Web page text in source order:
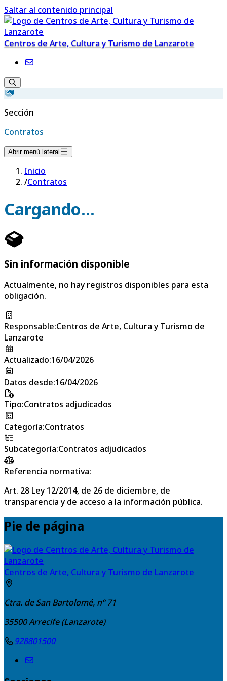
Saltar al contenido principal
Centros de Arte, Cultura y Turismo de Lanzarote
Sección
Contratos
Abrir menú lateral
Inicio
/Contratos
Cargando...
Sin información disponible
Actualmente, no hay registros disponibles para esta
obligación.
Responsable:Centros de Arte, Cultura y Turismo de
Lanzarote
Actualizado:16/04/2026
Datos desde:16/04/2026
Tipo:Contratos adjudicados
Categoría:Contratos
Subcategoría:Contratos adjudicados
Referencia normativa:
Art. 28 Ley 12/2014, de 26 de diciembre, de
transparencia y de acceso a la información pública.
Pie de página
Centros de Arte, Cultura y Turismo de Lanzarote
Ctra. de San Bartolomé, nº 71
35500Arrecife (Lanzarote)
928801500